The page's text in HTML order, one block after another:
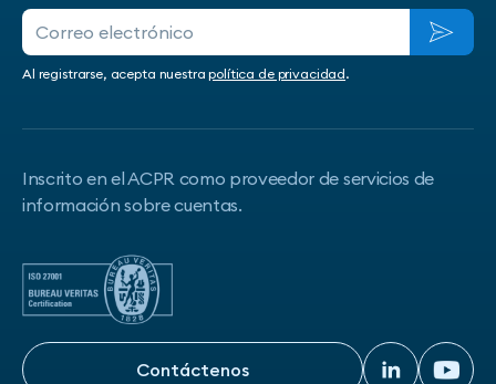
Al registrarse, acepta nuestrapolítica de privacidad.
Inscrito en el ACPR como proveedor de servicios de
información sobre cuentas.
Contáctenos